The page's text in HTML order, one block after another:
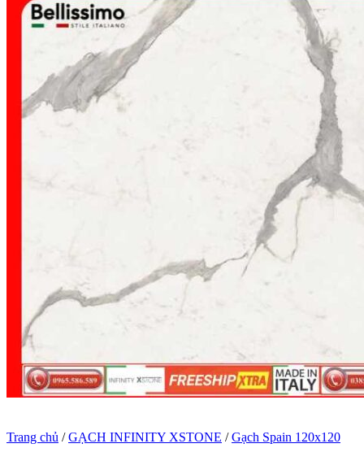
Trang chủ / GẠCH INFINITY XSTONE / Gạch Spain 120x120